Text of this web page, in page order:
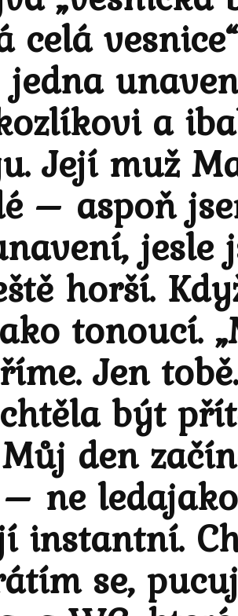
celá
jedna
a
Její muž
– aspoň
horší.
tonoucí.
Jen
být
den
ne
instantní.
se,